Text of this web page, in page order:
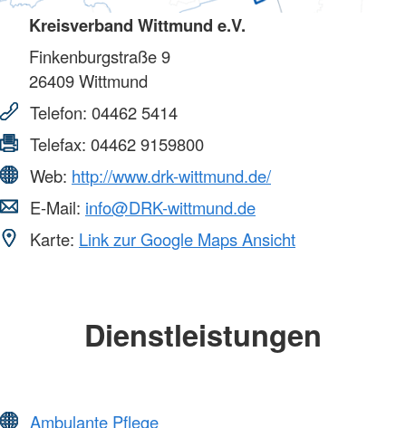
Kreisverband Wittmund e.V.
Finkenburgstraße 9
26409Wittmund
Telefon: 04462 5414
Telefax: 04462 9159800
Web: http://www.drk-wittmund.de/
E-Mail: info@DRK-wittmund.de
Karte: Link zur Google Maps Ansicht
Dienstleistungen
Ambulante Pflege